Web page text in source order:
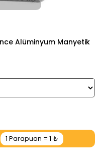
Alüminyum Manyetik